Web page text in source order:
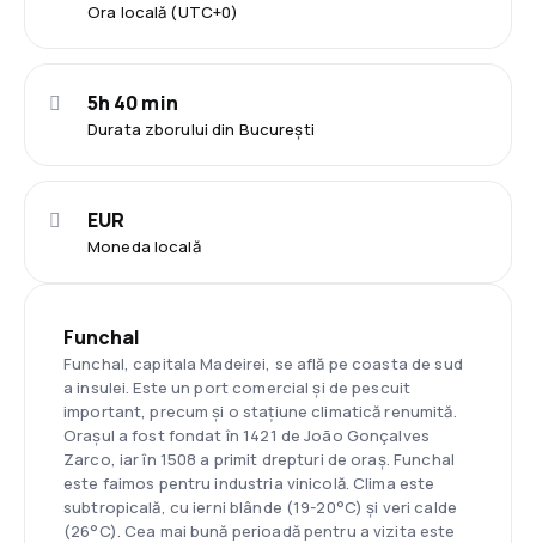
Ora locală (UTC+0)
Durata zborului din București
5h 40 min
Moneda locală
EUR
Funchal
Funchal, capitala Madeirei, se află pe coasta de sud
a insulei. Este un port comercial și de pescuit
important, precum și o stațiune climatică renumită.
Orașul a fost fondat în 1421 de João Gonçalves
Zarco, iar în 1508 a primit drepturi de oraș. Funchal
este faimos pentru industria vinicolă. Clima este
subtropicală, cu ierni blânde (19-20°C) și veri calde
(26°C). Cea mai bună perioadă pentru a vizita este